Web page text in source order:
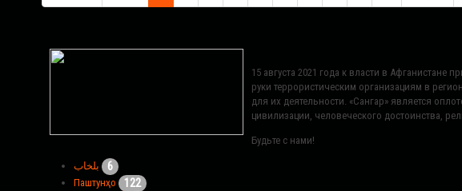
15 августа 2021 года к власти в
руки террористическим организациям в
для их деятельности. «Сангар» является
цивилизации, человеческого достоинства,
Будьте с нами!
بلخاب 6
Паштунҳо 122